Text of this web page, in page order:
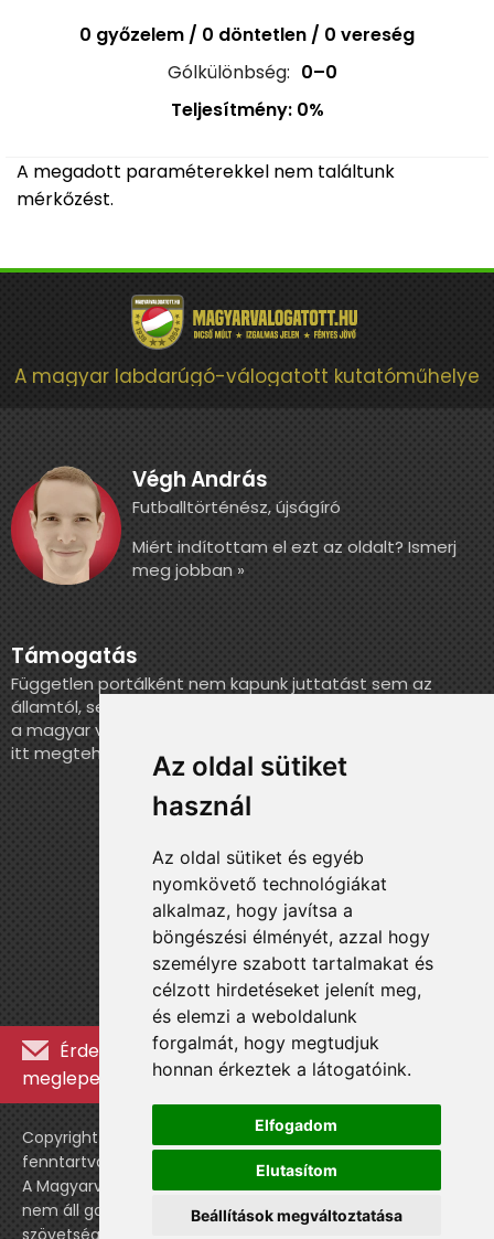
Az oldal sütiket
használ
Az oldal sütiket és egyéb
nyomkövető technológiákat
alkalmaz, hogy javítsa a
böngészési élményét, azzal hogy
személyre szabott tartalmakat és
célzott hirdetéseket jelenít meg,
és elemzi a weboldalunk
forgalmát, hogy megtudjuk
honnan érkeztek a látogatóink.
Elfogadom
Elutasítom
Beállítások megváltoztatása
0 győzelem / 0 döntetlen / 0 vereség
Gólkülönbség: 0–0
Teljesítmény: 0%
A megadott paraméterekkel nem találtunk
mérkőzést.
A magyar labdarúgó-válogatott kutatóműhelye
Végh András
Futballtörténész, újságíró
Miért indítottam el ezt az oldalt? Ismerj
meg jobban »
Támogatás
Független portálként nem kapunk juttatást sem az
államtól, sem más szervezettől. Ha szeretnél segíteni
a magyar válogatott történelmének feldolgozásában,
itt megteheted.
Érdekességekért, kulisszatitkokért és
meglepetésekért iratkozz fel a hírlevélre »
Copyright © WebshopLady 2007-2026 Minden jog
fenntartva, kivéve a külön feltüntetett esetekben.
A Magyarvalogatott.hu egy nemhivatalos történeti oldal,
nem áll gazdasági kapcsolatban a labdarúgó
szövetséggel vagy a válogatott stábjával.